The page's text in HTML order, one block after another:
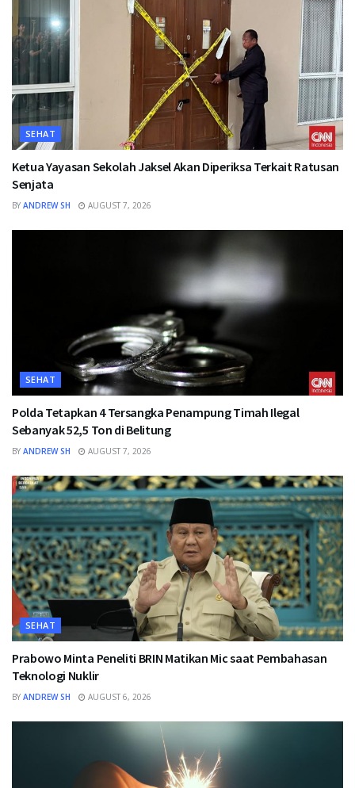
SEHAT
Ketua Yayasan Sekolah Jaksel Akan Diperiksa Terkait Ratusan
Senjata
BY ANDREW SH AUGUST 7, 2026
SEHAT
Polda Tetapkan 4 Tersangka Penampung Timah Ilegal
Sebanyak 52,5 Ton di Belitung
BY ANDREW SH AUGUST 7, 2026
SEHAT
Prabowo Minta Peneliti BRIN Matikan Mic saat Pembahasan
Teknologi Nuklir
BY ANDREW SH AUGUST 6, 2026